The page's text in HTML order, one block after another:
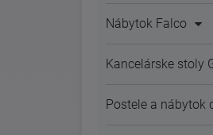
Nábytok Falco
Kancelárske stoly
Postele a nábytok